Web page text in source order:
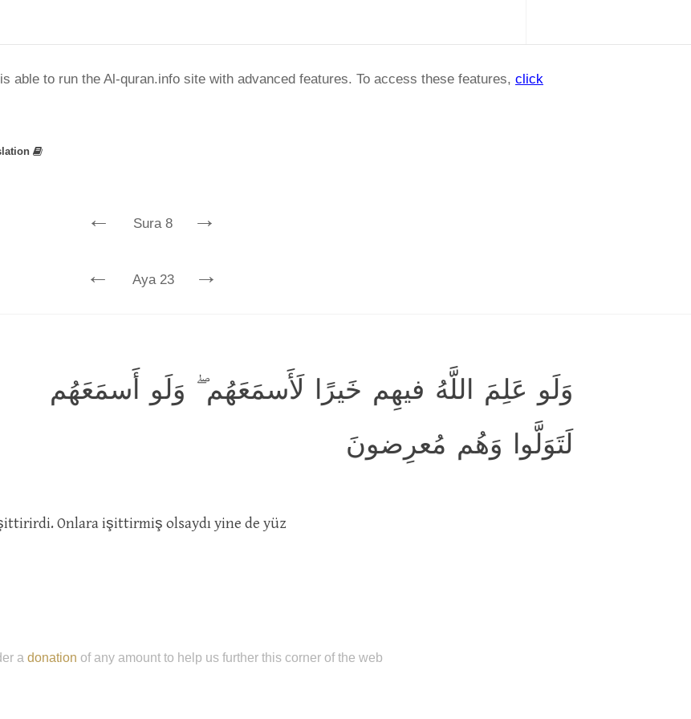
able to run the Al-quran.info site with advanced features. To access these features, click
← Sura 8 →
← Aya 23 →
وَلَو عَلِمَ اللَّهُ فيهِم خَيرًا لَأَسمَعَهُم ۖ وَلَو أَسمَعَهُم
لَتَوَلَّوا وَهُم مُعرِضونَ
Onlara işittirmiş olsaydı yine de yüz
a donation of any amount to help us further this corner of the web